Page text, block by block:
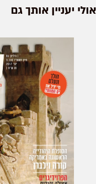
אולי יעניין אותך גם